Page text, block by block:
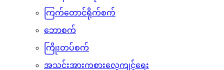
ကြက်တောင်ရိုက်စက်
ဘောစက်
ကြိုးတပ်စက်
အသင်းအားကစားလေ့ကျင့်ရေး